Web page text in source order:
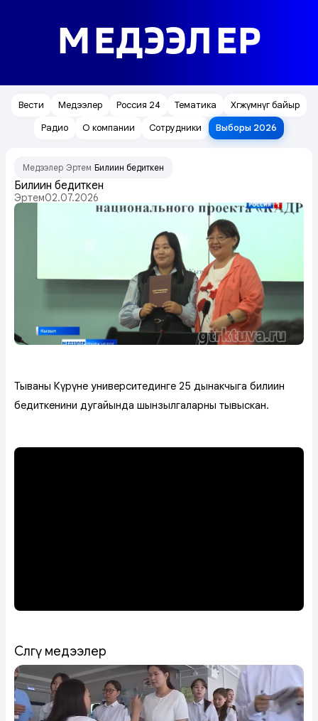
МЕДЭЭЛЕР
Вести Медээлер Россия 24 Тематика
Хөгжүмнүг байыр
Радио
О компании Сотрудники Выборы 2026
Медээлер Эртем Билиин бедиткен
Билиин бедиткен
Эртем02.07.2026
Тываның Күрүне университединге 25 дыңнакчыга билиин
бедиткениниң дугайында шынзылгаларны тывыскан.
Сөөлгү медээлер